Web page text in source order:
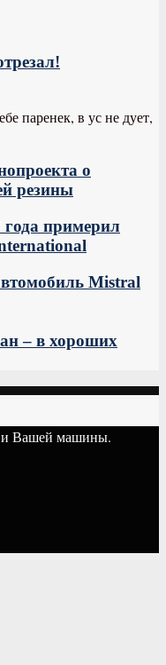
паренек, в ус не дует,
о
резины
примерил
Mistral
– в хороших
Вашей машины.